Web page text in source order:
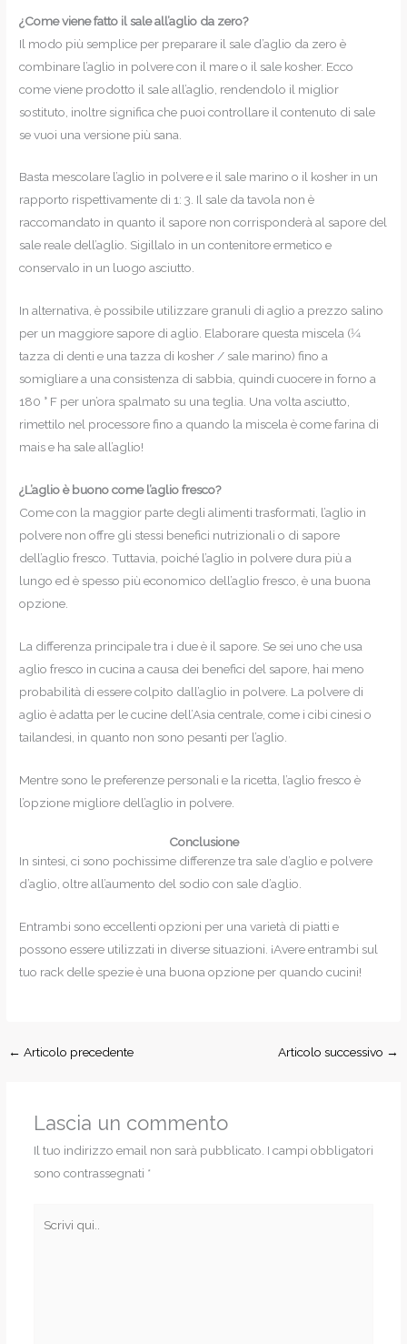
¿Come viene fatto il sale all’aglio da zero?
Il modo più semplice per preparare il sale d’aglio da zero è
combinare l’aglio in polvere con il mare o il sale kosher. Ecco
come viene prodotto il sale all’aglio, rendendolo il miglior
sostituto, inoltre significa che puoi controllare il contenuto di sale
se vuoi una versione più sana.
Basta mescolare l’aglio in polvere e il sale marino o il kosher in un
rapporto rispettivamente di 1: 3. Il sale da tavola non è
raccomandato in quanto il sapore non corrisponderà al sapore del
sale reale dell’aglio. Sigillalo in un contenitore ermetico e
conservalo in un luogo asciutto.
In alternativa, è possibile utilizzare granuli di aglio a prezzo salino
per un maggiore sapore di aglio. Elaborare questa miscela (1⁄4
tazza di denti e una tazza di kosher / sale marino) fino a
somigliare a una consistenza di sabbia, quindi cuocere in forno a
180 ° F per un’ora spalmato su una teglia. Una volta asciutto,
rimettilo nel processore fino a quando la miscela è come farina di
mais e ha sale all’aglio!
¿L’aglio è buono come l’aglio fresco?
Come con la maggior parte degli alimenti trasformati, l’aglio in
polvere non offre gli stessi benefici nutrizionali o di sapore
dell’aglio fresco. Tuttavia, poiché l’aglio in polvere dura più a
lungo ed è spesso più economico dell’aglio fresco, è una buona
opzione.
La differenza principale tra i due è il sapore. Se sei uno che usa
aglio fresco in cucina a causa dei benefici del sapore, hai meno
probabilità di essere colpito dall’aglio in polvere. La polvere di
aglio è adatta per le cucine dell’Asia centrale, come i cibi cinesi o
tailandesi, in quanto non sono pesanti per l’aglio.
Mentre sono le preferenze personali e la ricetta, l’aglio fresco è
l’opzione migliore dell’aglio in polvere.
Conclusione
In sintesi, ci sono pochissime differenze tra sale d’aglio e polvere
d’aglio, oltre all’aumento del sodio con sale d’aglio.
Entrambi sono eccellenti opzioni per una varietà di piatti e
possono essere utilizzati in diverse situazioni. ¡Avere entrambi sul
tuo rack delle spezie è una buona opzione per quando cucini!
← Articolo precedente Articolo successivo →
Lascia un commento
Il tuo indirizzo email non sarà pubblicato. I campi obbligatori
sono contrassegnati *